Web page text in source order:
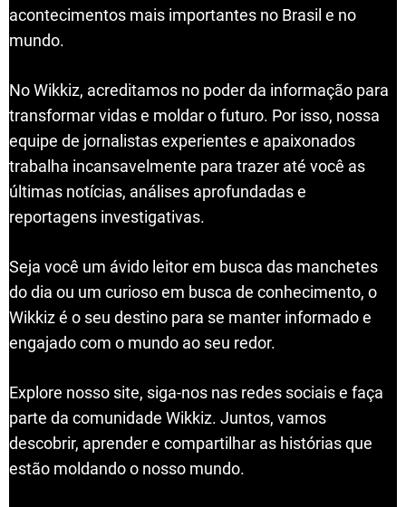
acontecimentos mais importantes no Brasil e no
mundo.
No Wikkiz, acreditamos no poder da informação para
transformar vidas e moldar o futuro. Por isso, nossa
equipe de jornalistas experientes e apaixonados
trabalha incansavelmente para trazer até você as
últimas notícias, análises aprofundadas e
reportagens investigativas.
Seja você um ávido leitor em busca das manchetes
do dia ou um curioso em busca de conhecimento, o
Wikkiz é o seu destino para se manter informado e
engajado com o mundo ao seu redor.
Explore nosso site, siga-nos nas redes sociais e faça
parte da comunidade Wikkiz. Juntos, vamos
descobrir, aprender e compartilhar as histórias que
estão moldando o nosso mundo.